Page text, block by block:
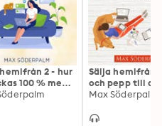
2 - hur
100 % med
Skype, Teams
Sälja hemifrån
och pepp till
flyttar hem
Max Söderpalm